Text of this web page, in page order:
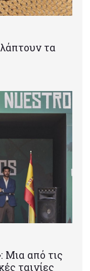
τα
Mια από τις
ταινίες